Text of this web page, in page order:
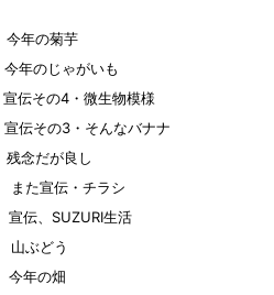
年の菊芋
年のじゃがいも
伝その4・微生物模様
伝その3・そんなバナナ
念だが良し
た宣伝・チラシ
伝、SUZURI生活
ぶどう
年の畑